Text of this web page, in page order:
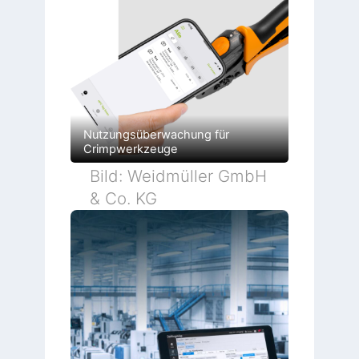
Nutzungsüberwachung für
Crimpwerkzeuge
Bild: Weidmüller GmbH
& Co. KG